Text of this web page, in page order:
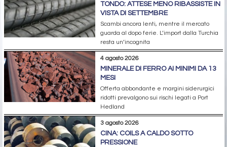
TONDO: ATTESE MENO RIBASSISTE IN
VISTA DI SETTEMBRE
Scambi ancora lenti, mentre il mercato
guarda al dopo ferie. L’import dalla Turchia
resta un’incognita
4 agosto 2026
MINERALE DI FERRO AI MINIMI DA 13
MESI
Offerta abbondante e margini siderurgici
ridotti prevalgono sui rischi legati a Port
Hedland
3 agosto 2026
CINA: COILS A CALDO SOTTO
PRESSIONE